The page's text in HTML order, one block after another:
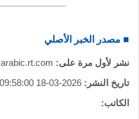
■ مصدر الخبر الأصلي
نشر لأول مرة على: arabic.rt.com
تاريخ النشر: 2026-03-18 09:58:00
الكاتب: